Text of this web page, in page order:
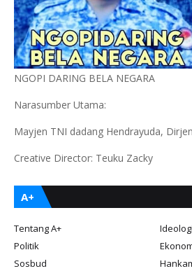
NGOPI DARING BELA NEGARA
Narasumber Utama:
Mayjen TNI dadang Hendrayuda,
Creative Director: Teuku Zacky
A+
Tentang A+
Ideologi
Politik
Sosbud